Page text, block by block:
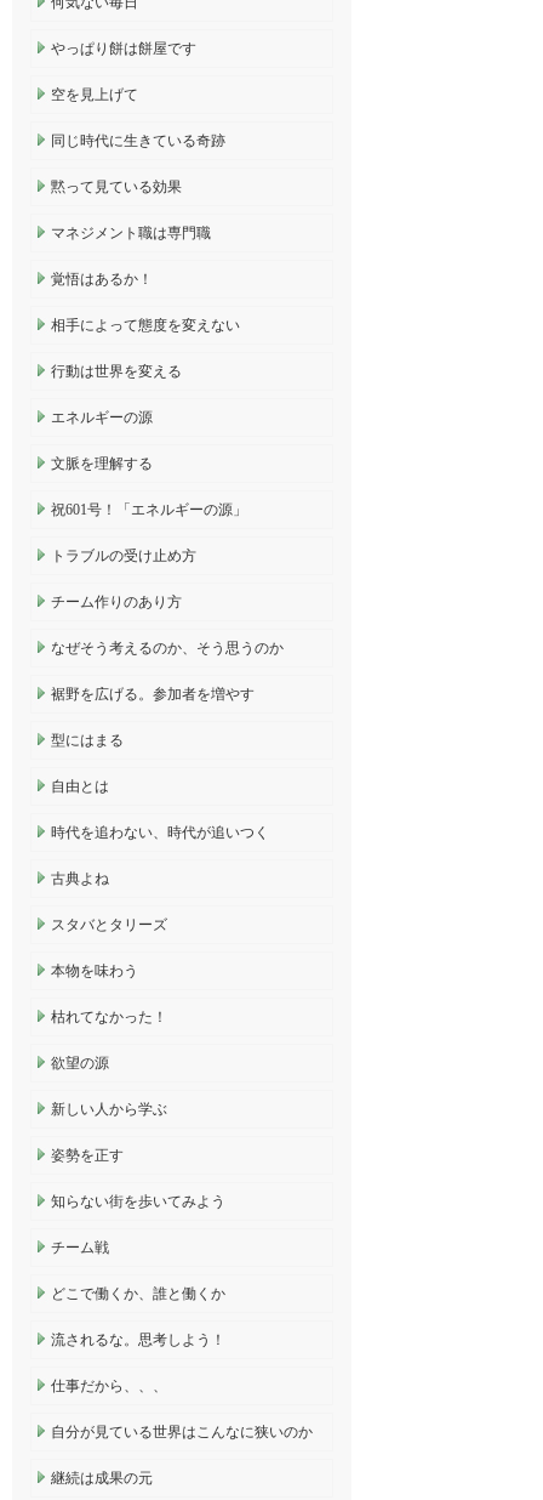
やっぱり餅は餅屋です
空を見上げて
同じ時代に生きている奇跡
黙って見ている効果
マネジメント職は専門職
覚悟はあるか！
相手によって態度を変えない
行動は世界を変える
エネルギーの源
文脈を理解する
祝601号！「エネルギーの源」
トラブルの受け止め方
チーム作りのあり方
なぜそう考えるのか、そう思うのか
裾野を広げる。参加者を増やす
型にはまる
自由とは
時代を追わない、時代が追いつく
古典よね
スタバとタリーズ
本物を味わう
枯れてなかった！
欲望の源
新しい人から学ぶ
姿勢を正す
知らない街を歩いてみよう
チーム戦
どこで働くか、誰と働くか
流されるな。思考しよう！
仕事だから、、、
自分が見ている世界はこんなに狭いのか
継続は成果の元